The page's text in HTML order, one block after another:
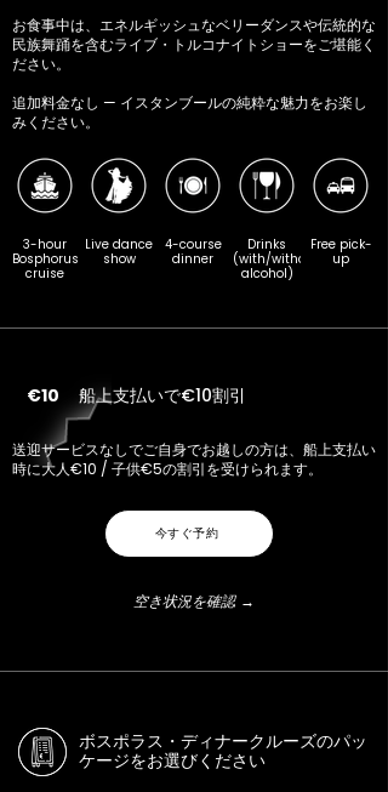
お食事中は、エネルギッシュなベリーダンスや伝統的な
民族舞踊を含むライブ・トルコナイトショーをご堪能く
ださい。
追加料金なし — イスタンブールの純粋な魅力をお楽し
みください。
3-hour
Bosphorus
cruise
Live dance
show
4-course
dinner
Drinks
(with/without
alcohol)
Free pick-
up
€10 船上支払いで€10割引
送迎サービスなしでご自身でお越しの方は、船上支払い
時に大人€10 / 子供€5の割引を受けられます。
今すぐ予約
空き状況を確認 →
ボスポラス・ディナークルーズのパッ
ケージをお選びください